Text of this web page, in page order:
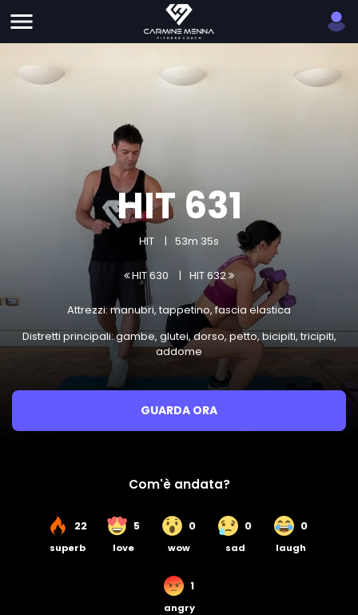
HIT 631
HIT 53m 35s
HIT 630 HIT 632
Attrezzi: manubri, tappetino, fascia elastica
Distretti principali: gambe, glutei, dorso, petto, bicipiti, tricipiti,
addome
GUARDA ORA